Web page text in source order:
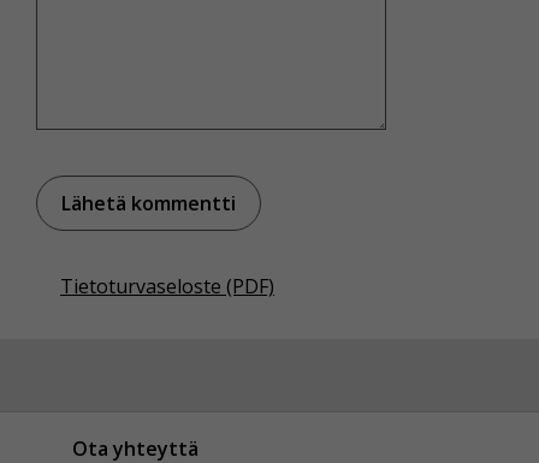
Tietoturvaseloste (PDF)
Ota yhteyttä